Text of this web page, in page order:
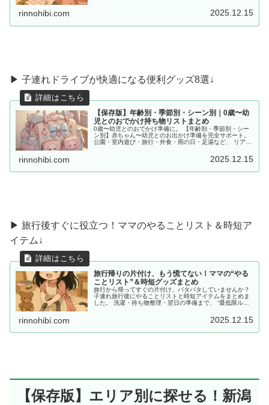
rinnohibi.com 2025.12.15
▶︎ 子連れドライブが快適になる便利グッズ8選↓
【保存版】年齢別・季節別・シーン別｜0歳〜幼
児とのおでかけ持ち物リストまとめ
0歳〜幼児とのおでかけ準備に。 【年齢別・季節別・シー
ン別】赤ちゃん〜幼児とのお出かけ準備を完全サポート。
公園・室内遊び・旅行・外食・雨の日・足湯など、 リアル
rinnohibi.com 2025.12.15
▶ 旅行後すぐに役立つ！ママのやることリスト＆時短ア
イテム↓
旅行帰りの片付け、もう慌てない！ママの“やる
ことリスト”＆時短グッズまとめ
旅行から帰ってすぐの片付け、バタバタしていませんか？
子連れ旅行後にやることリストと時短アイテムをまとめま
した。 洗濯・持ち物整理・翌日の準備まで、 “最低限ルー
rinnohibi.com 2025.12.15
【保存版】エリア別に探せる！新潟